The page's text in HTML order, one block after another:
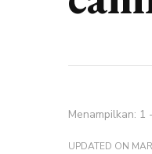
Menampilkan: 1
UPDATED ON